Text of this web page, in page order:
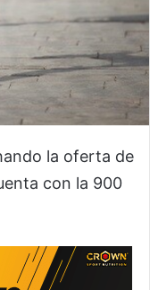
la oferta de
con la 900